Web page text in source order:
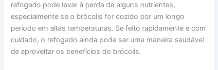
refogado pode levar à perda de alguns nutrientes,
especialmente se o brócolis for cozido por um longo
período em altas temperaturas. Se feito rapidamente e com
cuidado, o refogado ainda pode ser uma maneira saudável
de aproveitar os benefícios do brócolis.